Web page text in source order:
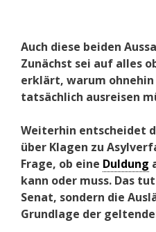
Auch diese beiden
Zunächst sei auf alles
erklärt, warum ohnehin
tatsächlich ausreisen
Weiterhin entscheidet
über Klagen zu
Frage, ob eine Duldung
kann oder muss. Das
Senat, sondern die
Grundlage der